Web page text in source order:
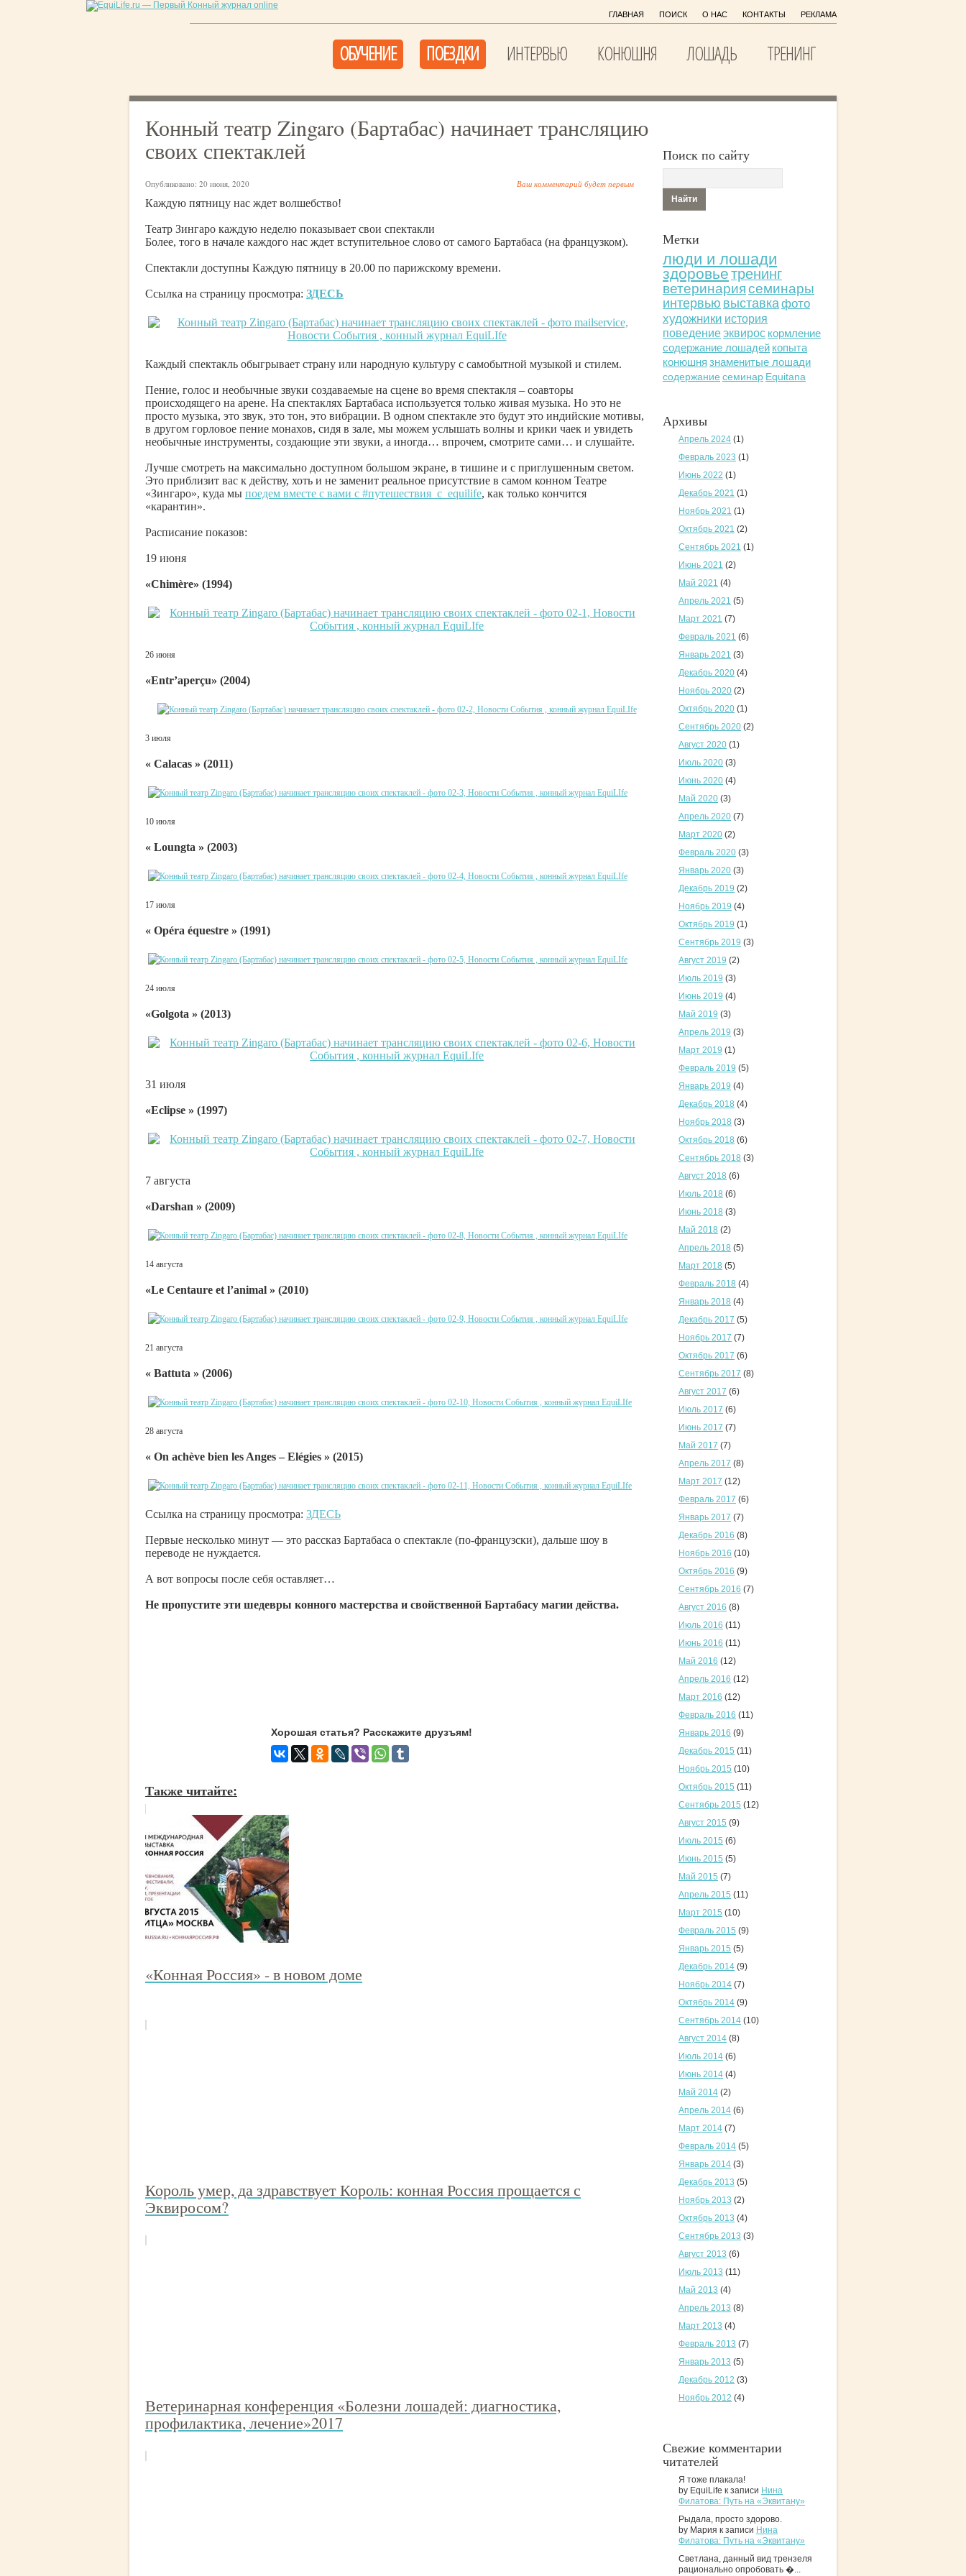
ГЛАВНАЯ ПОИСК О НАС КОНТАКТЫ РЕКЛАМА
ИНТЕРВЬЮ КОНЮШНЯ ЛОШАДЬ ТРЕНИНГ
ОБУЧЕНИЕ ПОЕЗДКИ
Конный театр Zingaro (Бартабас) начинает трансляцию
своих спектаклей
Опубликовано: 20 июня, 2020 Ваш комментарий будет первым
Каждую пятницу нас ждет волшебство!
Театр Зингаро каждую неделю показывает свои спектакли
Более, того в начале каждого нас ждет вступительное слово от самого Бартабаса (на французком).
Спектакли доступны Каждую пятницу в 20.00 по парижскому времени.
Ссылка на страницу просмотра: ЗДЕСЬ
Каждый спектакль обыгрывает страну или народную культуру с самобытной музыкой и стилем.
Пение, голос и необычные звуки создаваемые на сцене во время спектакля – соавторы
происходящего на арене. На спектаклях Бартабаса используется только живая музыка. Но это не
просто музыка, это звук, это тон, это вибрации. В одном спектакле это будут это индийские мотивы,
в другом горловое пение монахов, сидя в зале, мы можем услышать волны и крики чаек и увидеть
необычные инструменты, создающие эти звуки, а иногда… впрочем, смотрите сами… и слушайте.
Лучше смотреть на максимально доступном большом экране, в тишине и с приглушенным светом.
Это приблизит вас к действу, хоть и не заменит реальное присутствие в самом конном Театре
«Зингаро», куда мы поедем вместе с вами с #путешествия_с_equilife, как только кончится
«карантин».
Расписание показов:
19 июня
«Chimère» (1994)
26 июня
«Entr’aperçu» (2004)
3 июля
« Calacas » (2011)
10 июля
« Loungta » (2003)
17 июля
« Opéra équestre » (1991)
24 июля
«Golgota » (2013)
31 июля
«Eclipse » (1997)
7 августа
«Darshan » (2009)
14 августа
«Le Centaure et l’animal » (2010)
21 августа
« Battuta » (2006)
28 августа
« On achève bien les Anges – Elégies » (2015)
Ссылка на страницу просмотра: ЗДЕСЬ
Первые несколько минут — это рассказ Бартабаса о спектакле (по-французски), дальше шоу в
переводе не нуждается.
А вот вопросы после себя оставляет…
Не пропустите эти шедевры конного мастерства и свойственной Бартабасу магии действа.
Хорошая статья? Расскажите друзъям!
Также читайте:
«Конная Россия» - в новом доме
Король умер, да здравствует Король: конная Россия прощается с
Эквиросом?
Ветеринарная конференция «Болезни лошадей: диагностика,
профилактика, лечение»2017
Поиск по сайту
Метки
люди и лошади
здоровьетренинг
ветеринариясеминары
интервью выставкафото
художники история
поведениеэквирос кормление
содержание лошадей копыта
конюшня знаменитые лошади
содержание семинар Equitana
Архивы
Апрель 2024 (1)
Февраль 2023 (1)
Июнь 2022 (1)
Декабрь 2021 (1)
Ноябрь 2021 (1)
Октябрь 2021 (2)
Сентябрь 2021 (1)
Июнь 2021 (2)
Май 2021 (4)
Апрель 2021 (5)
Март 2021 (7)
Февраль 2021 (6)
Январь 2021 (3)
Декабрь 2020 (4)
Ноябрь 2020 (2)
Октябрь 2020 (1)
Сентябрь 2020 (2)
Август 2020 (1)
Июль 2020 (3)
Июнь 2020 (4)
Май 2020 (3)
Апрель 2020 (7)
Март 2020 (2)
Февраль 2020 (3)
Январь 2020 (3)
Декабрь 2019 (2)
Ноябрь 2019 (4)
Октябрь 2019 (1)
Сентябрь 2019 (3)
Август 2019 (2)
Июль 2019 (3)
Июнь 2019 (4)
Май 2019 (3)
Апрель 2019 (3)
Март 2019 (1)
Февраль 2019 (5)
Январь 2019 (4)
Декабрь 2018 (4)
Ноябрь 2018 (3)
Октябрь 2018 (6)
Сентябрь 2018 (3)
Август 2018 (6)
Июль 2018 (6)
Июнь 2018 (3)
Май 2018 (2)
Апрель 2018 (5)
Март 2018 (5)
Февраль 2018 (4)
Январь 2018 (4)
Декабрь 2017 (5)
Ноябрь 2017 (7)
Октябрь 2017 (6)
Сентябрь 2017 (8)
Август 2017 (6)
Июль 2017 (6)
Июнь 2017 (7)
Май 2017 (7)
Апрель 2017 (8)
Март 2017 (12)
Февраль 2017 (6)
Январь 2017 (7)
Декабрь 2016 (8)
Ноябрь 2016 (10)
Октябрь 2016 (9)
Сентябрь 2016 (7)
Август 2016 (8)
Июль 2016 (11)
Июнь 2016 (11)
Май 2016 (12)
Апрель 2016 (12)
Март 2016 (12)
Февраль 2016 (11)
Январь 2016 (9)
Декабрь 2015 (11)
Ноябрь 2015 (10)
Октябрь 2015 (11)
Сентябрь 2015 (12)
Август 2015 (9)
Июль 2015 (6)
Июнь 2015 (5)
Май 2015 (7)
Апрель 2015 (11)
Март 2015 (10)
Февраль 2015 (9)
Январь 2015 (5)
Декабрь 2014 (9)
Ноябрь 2014 (7)
Октябрь 2014 (9)
Сентябрь 2014 (10)
Август 2014 (8)
Июль 2014 (6)
Июнь 2014 (4)
Май 2014 (2)
Апрель 2014 (6)
Март 2014 (7)
Февраль 2014 (5)
Январь 2014 (3)
Декабрь 2013 (5)
Ноябрь 2013 (2)
Октябрь 2013 (4)
Сентябрь 2013 (3)
Август 2013 (6)
Июль 2013 (11)
Май 2013 (4)
Апрель 2013 (8)
Март 2013 (4)
Февраль 2013 (7)
Январь 2013 (5)
Декабрь 2012 (3)
Ноябрь 2012 (4)
Свежие комментарии
читателей
Я тоже плакала!
by EquiLife к записи Нина
Филатова: Путь на «Эквитану»
Рыдала, просто здорово.
by Мария к записи Нина
Филатова: Путь на «Эквитану»
Светлана, данный вид трензеля
рационально опробовать �...